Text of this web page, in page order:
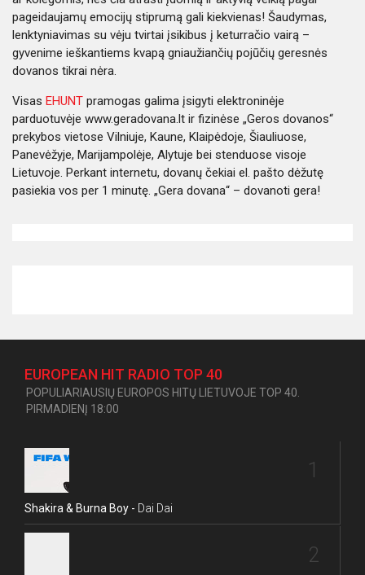
pageidaujamų emocijų stiprumą gali kiekvienas! Šaudymas,
lenktyniavimas su vėju tvirtai įsikibus į keturračio vairą –
gyvenime ieškantiems kvapą gniaužiančių pojūčių geresnės
dovanos tikrai nėra.
Visas EHUNT pramogas galima įsigyti elektroninėje
parduotuvėje www.geradovana.lt ir fizinėse „Geros dovanos“
prekybos vietose Vilniuje, Kaune, Klaipėdoje, Šiauliuose,
Panevėžyje, Marijampolėje, Alytuje bei stenduose visoje
Lietuvoje. Perkant internetu, dovanų čekiai el. pašto dėžutę
pasiekia vos per 1 minutę. „Gera dovana“ – dovanoti gera!
EUROPEAN HIT RADIO TOP 40
POPULIARIAUSIŲ EUROPOS HITŲ LIETUVOJE TOP 40.
PIRMADIENĮ 18:00
1
Shakira & Burna Boy - Dai Dai
2